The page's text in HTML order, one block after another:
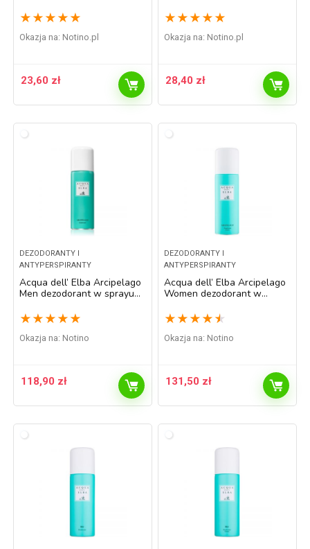
★ ★ ★ ★ ★
Okazja na: notino.pl
23,60 zł
★ ★ ★ ★ ★
Okazja na: notino.pl
28,40 zł
DEZODORANTY I
ANTYPERSPIRANTY
Acqua dell’ Elba Arcipelago
Men dezodorant w sprayu
★ ★ ★ ★ ★
Okazja na: Notino
118,90 zł
DEZODORANTY I
ANTYPERSPIRANTY
Acqua dell’ Elba Arcipelago
Women dezodorant w
★ ★ ★ ★ ★
Okazja na: Notino
131,50 zł